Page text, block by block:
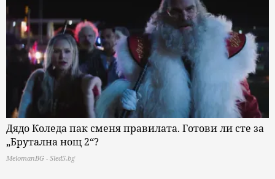
Дядо Коледа пак сменя правилата. Готови ли сте за
„Брутална нощ 2“?
MelomanBG - Sled5.bg